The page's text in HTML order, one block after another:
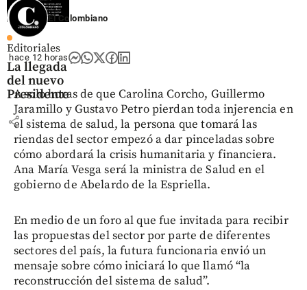
Editoriales
La llegada
del nuevo
Presidente
share
El Colombiano
hace 12 horas
A solo horas de que Carolina Corcho, Guillermo
Jaramillo y Gustavo Petro pierdan toda injerencia en
el sistema de salud, la persona que tomará las
riendas del sector empezó a dar pinceladas sobre
cómo abordará la crisis humanitaria y financiera.
Ana María Vesga será la ministra de Salud en el
gobierno de Abelardo de la Espriella.
En medio de un foro al que fue invitada para recibir
las propuestas del sector por parte de diferentes
sectores del país, la futura funcionaria envió un
mensaje sobre cómo iniciará lo que llamó “la
reconstrucción del sistema de salud”.